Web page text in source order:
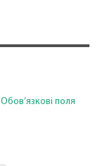
Обов’язкові поля